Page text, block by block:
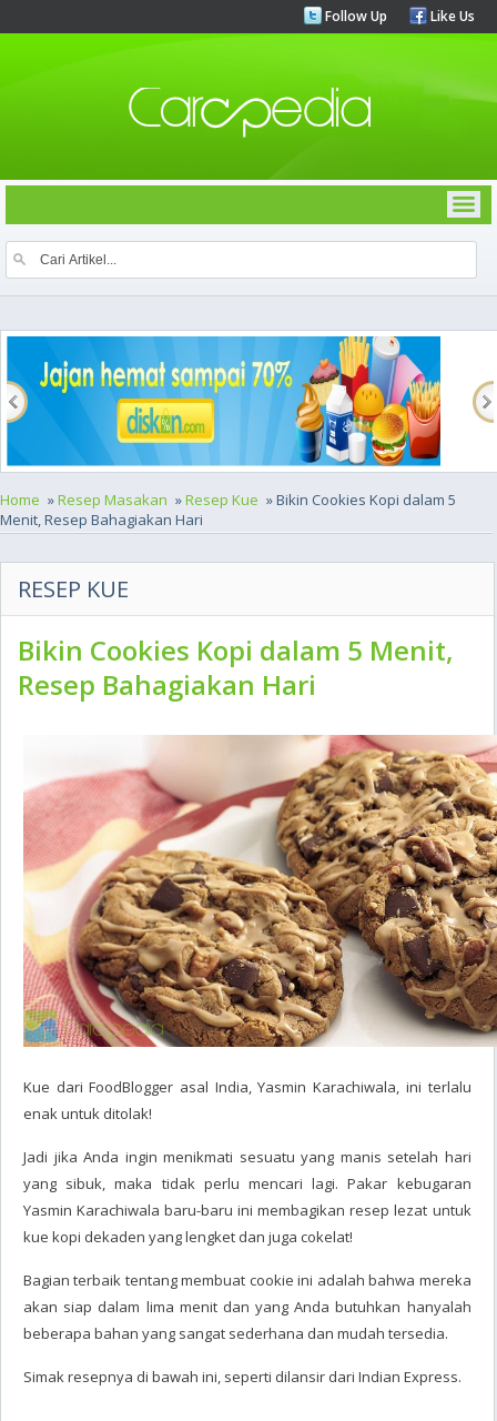
Follow Up Like Us
Home »Resep Masakan »Resep Kue » Bikin Cookies Kopi dalam 5
Menit, Resep Bahagiakan Hari
RESEP KUE
Bikin Cookies Kopi dalam 5 Menit,
Resep Bahagiakan Hari
Kue dari FoodBlogger asal India, Yasmin Karachiwala, ini terlalu
enak untuk ditolak!
Jadi jika Anda ingin menikmati sesuatu yang manis setelah hari
yang sibuk, maka tidak perlu mencari lagi. Pakar kebugaran
Yasmin Karachiwala baru-baru ini membagikan resep lezat untuk
kue kopi dekaden yang lengket dan juga cokelat!
Bagian terbaik tentang membuat cookie ini adalah bahwa mereka
akan siap dalam lima menit dan yang Anda butuhkan hanyalah
beberapa bahan yang sangat sederhana dan mudah tersedia.
Simak resepnya di bawah ini, seperti dilansir dari Indian Express.